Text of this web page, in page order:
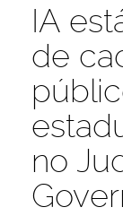
IA
de
no